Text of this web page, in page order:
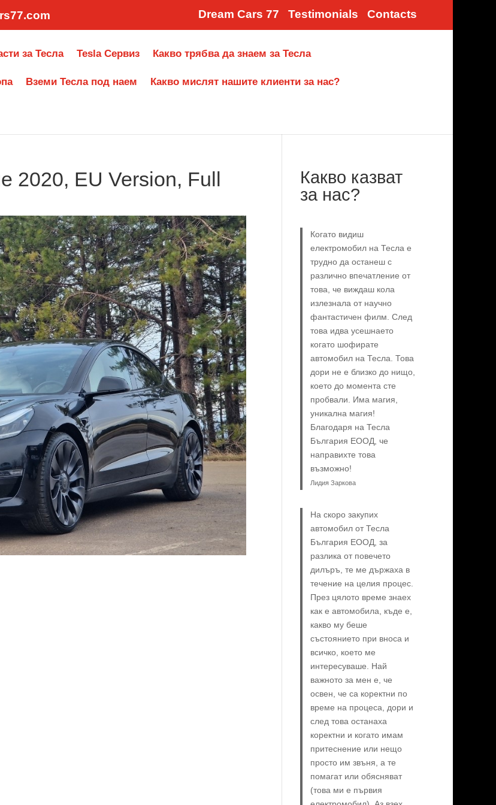
Dream Cars 77 Testimonials Contacts
за Тесла Tesla Сервиз Какво трябва да знаем за Тесла
Вземи Тесла под наем Какво мислят нашите клиенти за нас?
2020, EU Version, Full
Какво казват
за нас?
Когато видиш
електромобил на Тесла е
трудно да останеш с
различно впечатление от
това, че виждаш кола
излезнала от научно
фантастичен филм. След
това идва усешнаето
когато шофирате
автомобил на Тесла. Това
дори не е близко до нищо,
което до момента сте
пробвали. Има магия,
уникална магия!
Благодаря на Тесла
България ЕООД, че
направихте това
възможно!
Лидия Заркова
На скоро закупих
автомобил от Тесла
България ЕООД, за
разлика от повечето
дилъръ, те ме държаха в
течение на целия процес.
През цялото време знаех
как е автомобила, къде е,
какво му беше
състоянието при вноса и
всичко, което ме
интересуваше. Най
важното за мен е, че
освен, че са коректни по
време на процеса, дори и
след това останаха
коректни и когато имам
притеснение или нещо
просто им звъня, а те
помагат или обясняват
(това ми е първия